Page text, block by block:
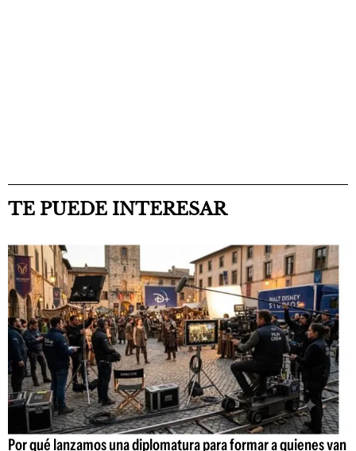
TE PUEDE INTERESAR
Por qué lanzamos una diplomatura para formar a quienes van